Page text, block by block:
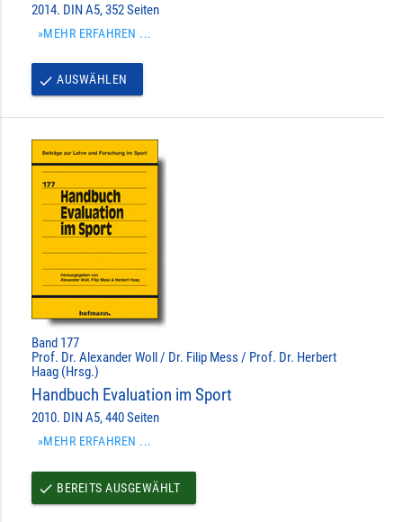
2014. DIN A5, 352 Seiten
»MEHR ERFAHREN ...
done AUSWÄHLEN
Band 177
Prof. Dr. Alexander Woll / Dr. Filip Mess / Prof. Dr. Herbert
Haag (Hrsg.)
Handbuch Evaluation im Sport
2010. DIN A5, 440 Seiten
»MEHR ERFAHREN ...
done BEREITS AUSGEWÄHLT